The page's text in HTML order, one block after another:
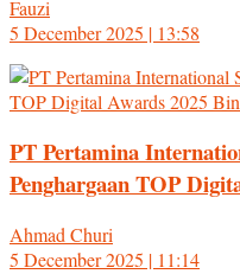
Fauzi
5 December 2025 | 13:58
PT Pertamina
Penghargaan TOP
Ahmad Churi
5 December 2025 | 11:14